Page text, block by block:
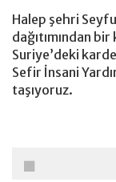
Halep şehri
dağıtımından
Suriye’deki
Sefir İnsani
taşıyoruz.